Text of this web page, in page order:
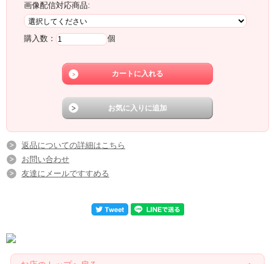
画像配信対応商品:
購入数： 個
返品についての詳細はこちら
お問い合わせ
友達にメールですすめる